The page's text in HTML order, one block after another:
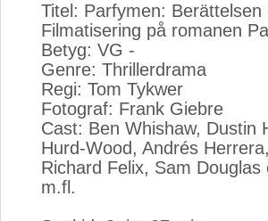
Titel: Parfymen:
Filmatisering på romanen
Betyg: VG -
Genre: Thrillerdrama
Regi: Tom Tykwer
Fotograf: Frank Giebre
Cast: Ben Whishaw, Dustin
Hurd-Wood, Andrés
Richard Felix, Sam
m.fl.